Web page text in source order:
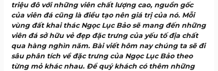
triệu đô với những viên chất lượng cao, nguồn gốc
của viên đá cũng là điều tạo nên giá trị của nó. Mỗi
vùng đất khai thác Ngọc Lục Bảo sẽ mang đến những
viên đá sở hữu vẻ đẹp đặc trưng của yếu tố địa chất
qua hàng nghìn năm. Bài viết hôm nay chúng ta sẽ đi
sâu phân tích về đặc trưng của Ngọc Lục Bảo theo
từng mỏ khác nhau. Để quý khách có thêm những